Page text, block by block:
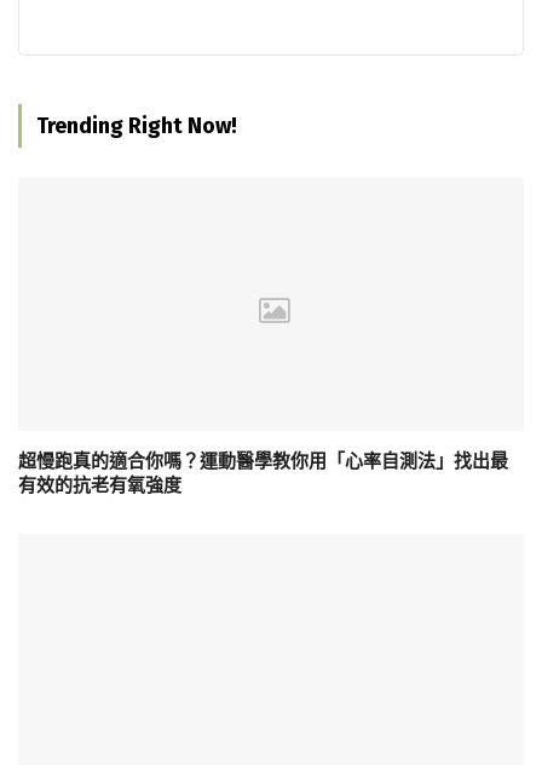
Trending Right Now!
超慢跑真的適合你嗎？運動醫學教你用「心率自測法」找出最
有效的抗老有氧強度